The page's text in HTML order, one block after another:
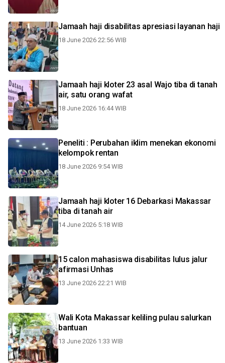
Jamaah haji disabilitas apresiasi layanan haji
18 June 2026 22:56 WIB
Jamaah haji kloter 23 asal Wajo tiba di tanah
air, satu orang wafat
18 June 2026 16:44 WIB
Peneliti : Perubahan iklim menekan ekonomi
kelompok rentan
18 June 2026 9:54 WIB
Jamaah haji kloter 16 Debarkasi Makassar
tiba di tanah air
14 June 2026 5:18 WIB
15 calon mahasiswa disabilitas lulus jalur
afirmasi Unhas
13 June 2026 22:21 WIB
Wali Kota Makassar keliling pulau salurkan
bantuan
13 June 2026 1:33 WIB